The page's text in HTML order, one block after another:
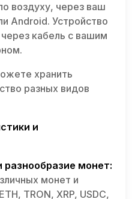
воздуху, через ваш
Android. Устройство
кабель с вашим
хранить
разных видов
и
монет:
монет и
TRON, XRP, USDC,